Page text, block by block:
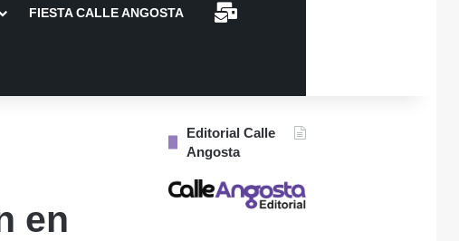
FIESTA CALLE ANGOSTA CONTACTO
en
Editorial Calle
Angosta